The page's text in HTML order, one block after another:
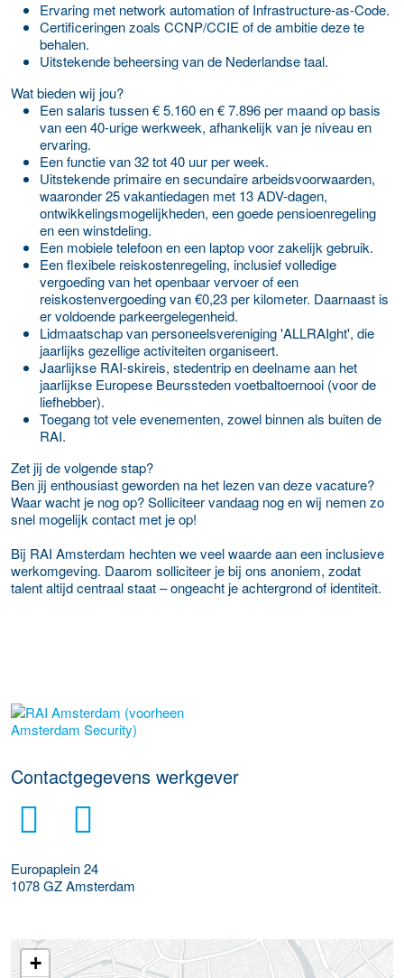
Ervaring met network automation of Infrastructure-as-Code.
Certificeringen zoals CCNP/CCIE of de ambitie deze te
behalen.
Uitstekende beheersing van de Nederlandse taal.
Wat bieden wij jou?
Een salaris tussen € 5.160 en € 7.896 per maand op basis
van een 40-urige werkweek, afhankelijk van je niveau en
ervaring.
Een functie van 32 tot 40 uur per week.
Uitstekende primaire en secundaire arbeidsvoorwaarden,
waaronder 25 vakantiedagen met 13 ADV-dagen,
ontwikkelingsmogelijkheden, een goede pensioenregeling
en een winstdeling.
Een mobiele telefoon en een laptop voor zakelijk gebruik.
Een flexibele reiskostenregeling, inclusief volledige
vergoeding van het openbaar vervoer of een
reiskostenvergoeding van €0,23 per kilometer. Daarnaast is
er voldoende parkeergelegenheid.
Lidmaatschap van personeelsvereniging 'ALLRAIght', die
jaarlijks gezellige activiteiten organiseert.
Jaarlijkse RAI-skireis, stedentrip en deelname aan het
jaarlijkse Europese Beurssteden voetbaltoernooi (voor de
liefhebber).
Toegang tot vele evenementen, zowel binnen als buiten de
RAI.
Zet jij de volgende stap?
Ben jij enthousiast geworden na het lezen van deze vacature?
Waar wacht je nog op? Solliciteer vandaag nog en wij nemen zo
snel mogelijk contact met je op!
Bij RAI Amsterdam hechten we veel waarde aan een inclusieve
werkomgeving. Daarom solliciteer je bij ons anoniem, zodat
talent altijd centraal staat – ongeacht je achtergrond of identiteit.
Meer werkgever details
Contactgegevens werkgever
Europaplein 24
1078 GZAmsterdam
+